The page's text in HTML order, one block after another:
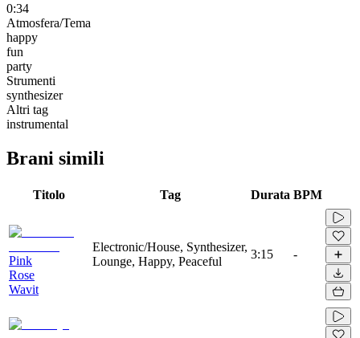
0:34
Atmosfera/Tema
happy
fun
party
Strumenti
synthesizer
Altri tag
instrumental
Brani simili
Titolo Tag Durata BPM
Pink
Rose
Wavit
Electronic/House, Synthesizer,
Lounge, Happy, Peaceful
3:15 -